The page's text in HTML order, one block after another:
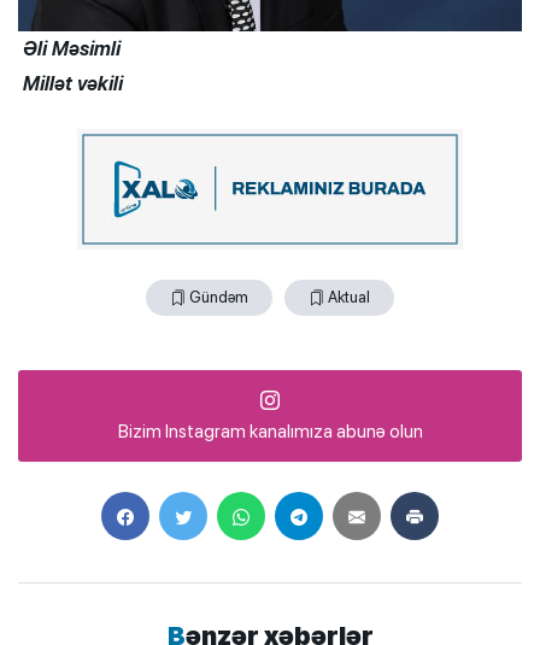
Əli Məsimli
Millət vəkili
Gündəm Aktual
Bizim Instagram kanalımıza abunə olun
Bənzər xəbərlər